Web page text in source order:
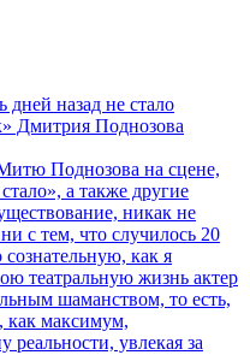
дней назад не стало
Дмитрия Поднозова
Поднозова на сцене,
а также другие
никак не
с тем, что случилось 20
как я
театральную жизнь актер
шаманством, то есть,
как максимум,
реальности, увлекая за